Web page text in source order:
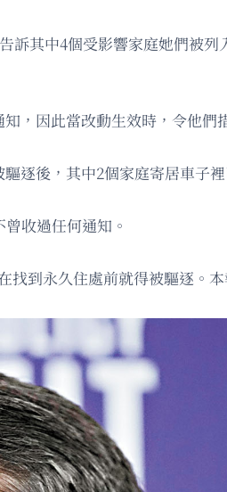
訴其中4個受影響家庭她們被列
，因此當改動生效時，令他們
逐後，其中2個家庭寄居車子裡
收過任何通知。
找到永久住處前就得被驅逐。